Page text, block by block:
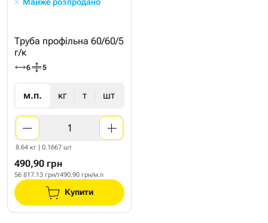
Труба профільна 60/60/5
г/к
6 5
м.п. кг т шт
8.64 кг | 0.1667 шт
490,90 грн
56 817.13 грн/т490.90 грн/м.п
Купити